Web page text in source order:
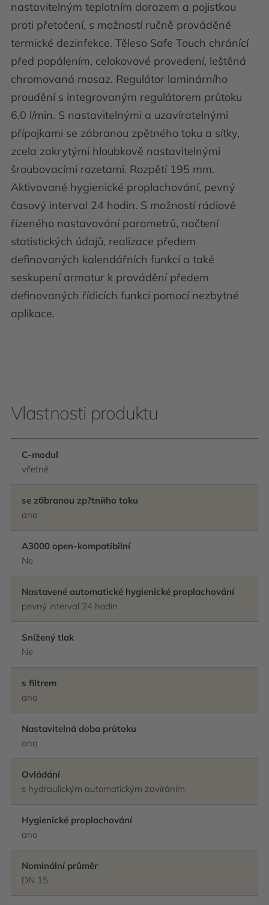
nastavitelným teplotním dorazem a pojistkou
proti přetočení, s možností ručně prováděné
termické dezinfekce. Těleso Safe Touch chránící
před popálením, celokovové provedení, leštěná
chromovaná mosaz. Regulátor laminárního
proudění s integrovaným regulátorem průtoku
6,0 l/min. S nastavitelnými a uzavíratelnými
přípojkami se zábranou zpětného toku a sítky,
zcela zakrytými hloubkově nastavitelnými
šroubovacími rozetami. Rozpětí 195 mm.
Aktivované hygienické proplachování, pevný
časový interval 24 hodin. S možností rádiově
řízeného nastavování parametrů, načtení
statistických údajů, realizace předem
definovaných kalendářních funkcí a také
seskupení armatur k provádění předem
definovaných řídicích funkcí pomocí nezbytné
aplikace.
Vlastnosti produktu
C-modul
včetně
se zбbranou zp?tnйho toku
ano
A3000 open-kompatibilní
Ne
Nastavené automatické hygienické proplachování
pevný interval 24 hodin
Snížený tlak
Ne
s filtrem
ano
Nastavitelná doba průtoku
ano
Ovládání
s hydraulickým automatickým zavíráním
Hygienické proplachování
ano
Nominální průměr
DN 15